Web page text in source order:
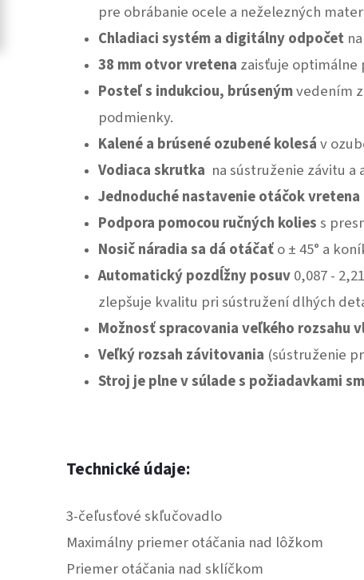
pre obrábanie ocele a neželezných
Chladiaci systém a digitálny odpočet
38 mm otvor vretena zaisťuje optimálne
Posteľ s indukciou, brúsenýmvedením
podmienky.
Kalené a brúsené ozubené kolesáv
Vodiaca skrutka na sústruženie závitu
Jednoduché nastavenie otáčok vretena
Podpora pomocou ručných koliess
Nosič náradia sa dá otáčaťo ± 45° a
Automatický pozdĺžny posuv0,087 -
zlepšuje kvalitu pri sústružení dlhých
Možnosť spracovania veľkého rozsahu
Veľký rozsah závitovania (sústruženie
Stroj je plne v súlade s požiadavkami
Technické údaje:
3-čeľusťové skľučovadlo
Maximálny priemer otáčania nad lôžkom
Priemer otáčania nad sklíčkom